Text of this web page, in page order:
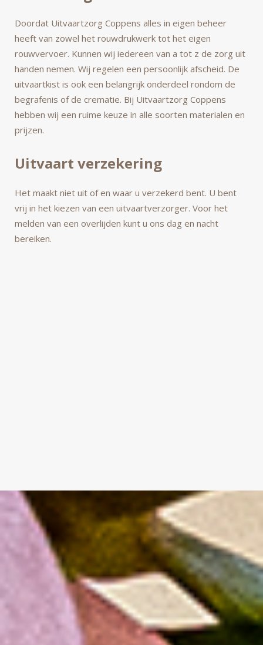
Doordat Uitvaartzorg Coppens alles in eigen beheer
heeft van zowel het rouwdrukwerk tot het eigen
rouwvervoer. Kunnen wij iedereen van a tot z de zorg uit
handen nemen. Wij regelen een persoonlijk afscheid. De
uitvaartkist is ook een belangrijk onderdeel rondom de
begrafenis of de crematie. Bij Uitvaartzorg Coppens
hebben wij een ruime keuze in alle soorten materialen en
prijzen.
Uitvaart verzekering
Het maakt niet uit of en waar u verzekerd bent. U bent
vrij in het kiezen van een uitvaartverzorger. Voor het
melden van een overlijden kunt u ons dag en nacht
bereiken.